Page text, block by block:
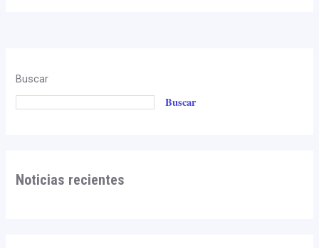
Buscar
Buscar
Noticias recientes